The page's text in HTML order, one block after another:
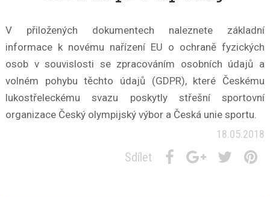
V přiložených dokumentech naleznete základní
informace k novému nařízení EU o ochraně fyzických
osob v souvislosti se zpracováním osobních údajů a
volném pohybu těchto údajů (GDPR), které Českému
lukostřeleckému svazu poskytly střešní sportovní
organizace Český olympijský výbor a Česká unie sportu.
18.05.2018
Sdílet